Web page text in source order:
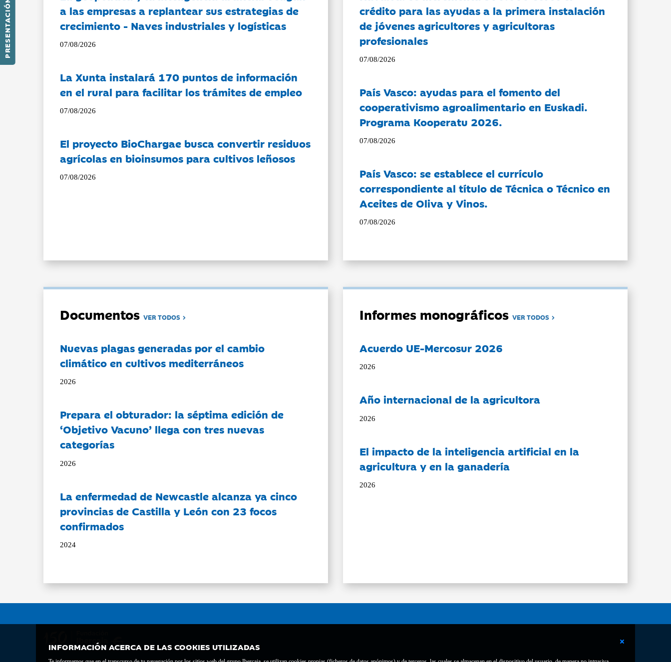
PRESENTACIÓN
INFORMACIÓN ACERCA DE LAS COOKIES UTILIZADAS
a las empresas a replantear sus estrategias de
crecimiento - Naves industriales y logísticas
07/08/2026
La Xunta instalará 170 puntos de información
en el rural para facilitar los trámites de empleo
07/08/2026
El proyecto BioChargae busca convertir residuos
agrícolas en bioinsumos para cultivos leñosos
07/08/2026
crédito para las ayudas a la primera instalación
de jóvenes agricultores y agricultoras
profesionales
07/08/2026
País Vasco: ayudas para el fomento del
cooperativismo agroalimentario en Euskadi.
Programa Kooperatu 2026.
07/08/2026
País Vasco: se establece el currículo
correspondiente al título de Técnica o Técnico en
Aceites de Oliva y Vinos.
07/08/2026
DocumentosVER TODOS
Nuevas plagas generadas por el cambio
climático en cultivos mediterráneos
2026
Prepara el obturador: la séptima edición de
‘Objetivo Vacuno’ llega con tres nuevas
categorías
2026
La enfermedad de Newcastle alcanza ya cinco
provincias de Castilla y León con 23 focos
confirmados
2024
Informes monográficosVER TODOS
Acuerdo UE-Mercosur 2026
2026
Año internacional de la agricultora
2026
El impacto de la inteligencia artificial en la
agricultura y en la ganadería
2026